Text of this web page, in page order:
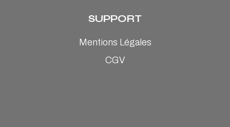
SUPPORT
Mentions Légales
CGV